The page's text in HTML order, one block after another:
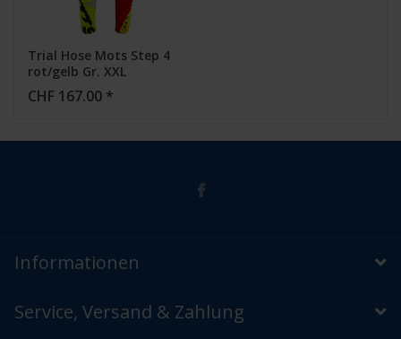
Trial Hose Mots Step 4
rot/gelb Gr. XXL
CHF 167.00 *
Informationen
Service, Versand & Zahlung